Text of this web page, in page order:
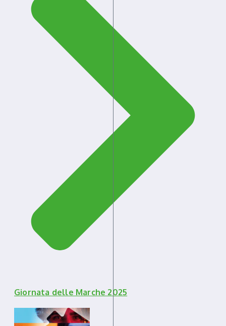
Giornata delle Marche 2025